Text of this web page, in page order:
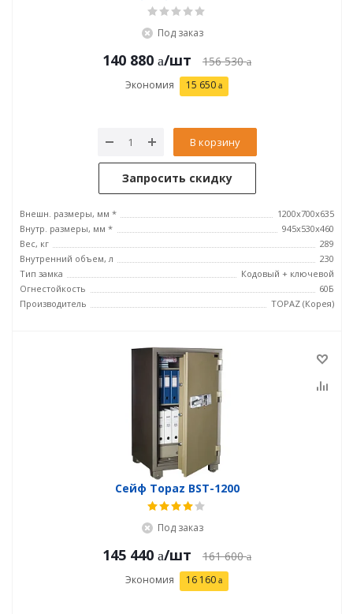
Под заказ
140 880 /шт 156 530
Экономия 15 650
В корзину
Запросить скидку
Внешн. размеры, мм *
1200x700x635
Внутр. размеры, мм *
945х530х460
Вес, кг
289
Внутренний объем, л
230
Тип замка
Кодовый + ключевой
Огнестойкость
60Б
Производитель
TOPAZ (Корея)
Сейф Topaz BST-1200
Под заказ
145 440 /шт 161 600
Экономия 16 160